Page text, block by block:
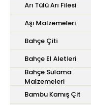
Arı Tülü Arı Filesi
Aşı Malzemeleri
Bahçe Çiti
Bahçe El Aletleri
Bahçe Sulama
Malzemeleri
Bambu Kamış Çit